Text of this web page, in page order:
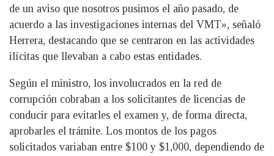
de un aviso que nosotros pusimos el año pasado, de
acuerdo a las investigaciones internas del VMT», señaló
Herrera, destacando que se centraron en las actividades
ilícitas que llevaban a cabo estas entidades.
Según el ministro, los involucrados en la red de
corrupción cobraban a los solicitantes de licencias de
conducir para evitarles el examen y, de forma directa,
aprobarles el trámite. Los montos de los pagos
solicitados variaban entre $100 y $1,000, dependiendo de